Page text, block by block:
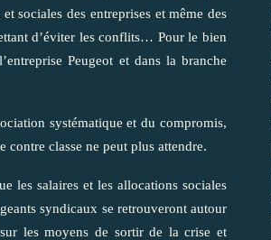
sociales des entreprises et même des
d’éviter les conflits… Pour le bien
Peugeot et dans la branche
systématique et du compromis,
contre classe ne peut plus attendre.
les salaires et les allocations sociales
syndicaux se retrouveront autour
les moyens de sortir de la crise et